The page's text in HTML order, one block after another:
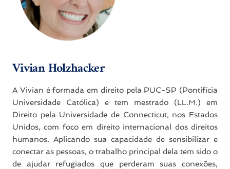
Vivian Holzhacker
A Vivian é formada em direito pela PUC-SP (Pontifícia
Universidade Católica) e tem mestrado (LL.M.) em
Direito pela Universidade de Connecticut, nos Estados
Unidos, com foco em direito internacional dos direitos
humanos. Aplicando sua capacidade de sensibilizar e
conectar as pessoas, o trabalho principal dela tem sido o
de ajudar refugiados que perderam suas conexões,